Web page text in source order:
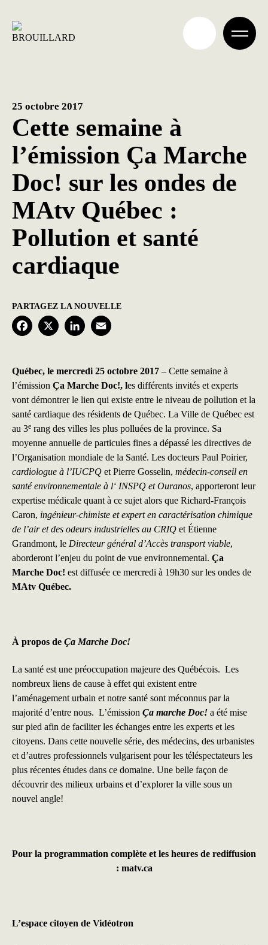
contenu
Cette semaine à
l’émission Ça Marche
Doc! sur les ondes de
MAtv Québec :
Pollution et santé
cardiaque
25 octobre 2017
PARTAGEZ LA NOUVELLE
F
c
e
o
k
X
L
n
k
d
n
a
i
l
Québec, le mercredi 25 octobre 2017 – Cette semaine à
l’émission Ça Marche Doc!, les différents invités et experts
vont démontrer le lien qui existe entre le niveau de pollution et la
santé cardiaque des résidents de Québec. La Ville de Québec est
au 3e rang des villes les plus polluées de la province. Sa
moyenne annuelle de particules fines a dépassé les directives de
l’Organisation mondiale de la Santé. Les docteurs Paul Poirier,
cardiologue à l’IUCPQ et Pierre Gosselin, médecin-conseil en
santé environnementale à l‘ INSPQ et Ouranos, apporteront leur
expertise médicale quant à ce sujet alors que Richard-François
Caron, ingénieur-chimiste et expert en caractérisation chimique
de l’air et des odeurs industrielles au CRIQ et Étienne
Grandmont, le Directeur général d’Accès transport viable,
aborderont l’enjeu du point de vue environnemental. Ça
Marche Doc! est diffusée ce mercredi à 19h30 sur les ondes de
MAtv Québec.
À propos de Ça Marche Doc!
La santé est une préoccupation majeure des Québécois. Les
nombreux liens de cause à effet qui existent entre
l’aménagement urbain et notre santé sont méconnus par la
majorité d’entre nous. L’émission Ça marche Doc! a été mise
sur pied afin de faciliter les échanges entre les experts et les
citoyens. Dans cette nouvelle série, des médecins, des urbanistes
et d’autres professionnels vulgarisent pour les téléspectateurs les
plus récentes études dans ce domaine. Une belle façon de
découvrir des milieux urbains et d’explorer la ville sous un
nouvel angle!
Pour la programmation complète et les heures de rediffusion
: matv.ca
L’espace citoyen de Vidéotron